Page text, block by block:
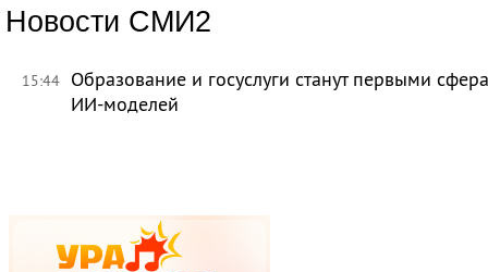
Новости СМИ2
15:44 Образование и госуслуги станут первыми
ИИ-моделей